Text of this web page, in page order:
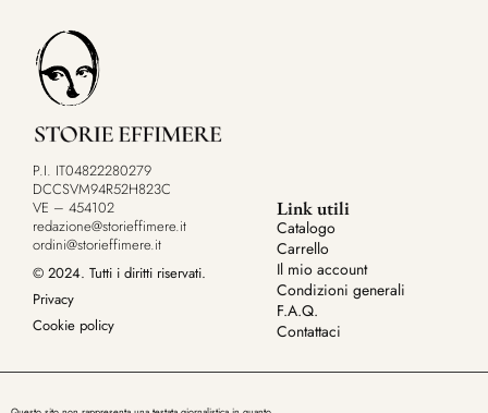
P.I. IT04822280279
DCCSVM94R52H823C
VE – 454102
redazione@storieffimere.it
ordini@storieffimere.it
© 2024. Tutti i diritti riservati.
Privacy
Cookie policy
Link utili
Catalogo
Carrello
Il mio account
Condizioni generali
F.A.Q.
Contattaci